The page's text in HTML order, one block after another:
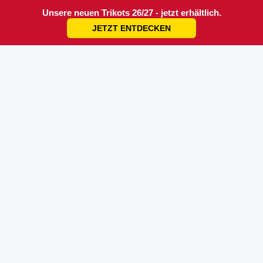
Unsere neuen Trikots 26/27 - jetzt erhältlich.
JETZT ENTDECKEN